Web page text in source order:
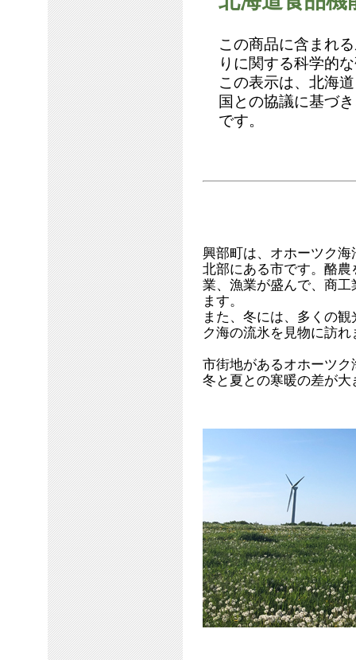
この商品に含まれ
りに関する科学的
この表示は、北海
国との協議に基づ
です。
興部町は、オホーツク海
北部にある市です。酪農
業、漁業が盛んで、商工
ます。
また、冬には、多くの
ク海の流氷を見物に訪れ
市街地があるオホーツク
冬と夏との寒暖の差が大